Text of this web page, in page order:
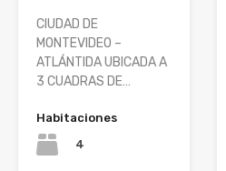
CIUDAD DE
MONTEVIDEO –
ATLÁNTIDA UBICADA A
3 CUADRAS DE…
Habitaciones
4